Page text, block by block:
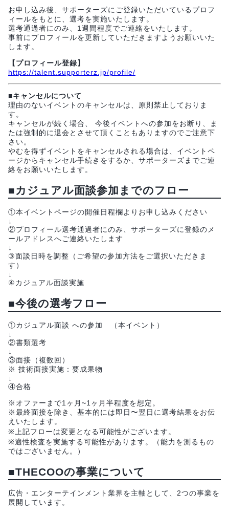
お申し込み後、サポーターズにご登録いただいているプロフ
ィールをもとに、選考を実施いたします。
選考通過者にのみ、1週間程度でご連絡をいたします。
事前にプロフィールを更新していただきますようお願いいた
します。
【プロフィール登録】
https://talent.supporterz.jp/profile/
■キャンセルについて
理由のないイベントのキャンセルは、原則禁止しておりま
す。
キャンセルが続く場合、 今後イベントへの参加をお断り、ま
たは強制的に退会とさせて頂くこともありますのでご注意下
さい。
やむを得ずイベントをキャンセルされる場合は、イベントペ
ージからキャンセル手続きをするか、サポーターズまでご連
絡をお願いいたします。
■カジュアル面談参加までのフロー
①本イベントページの開催日程欄よりお申し込みください
↓
②プロフィール選考通過者にのみ、サポーターズに登録のメ
ールアドレスへご連絡いたします
↓
③面談日時を調整（ご希望の参加方法をご選択いただきま
す）
↓
④カジュアル面談実施
■今後の選考フロー
①カジュアル面談 への参加 （本イベント）
↓
②書類選考
↓
③面接（複数回）
※ 技術面接実施：要成果物
↓
④合格
※オファーまで1ヶ月~1ヶ月半程度を想定。
※最終面接を除き、基本的には即日〜翌日に選考結果をお伝
えいたします。
※上記フローは変更となる可能性がございます。
※適性検査を実施する可能性があります。（能力を測るもの
ではございません。）
■THECOOの事業について
広告・エンターテインメント業界を主軸として、2つの事業を
展開しています。